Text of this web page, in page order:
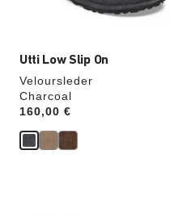
Utti Low Slip On
Veloursleder
Charcoal
Price:
160,00 €